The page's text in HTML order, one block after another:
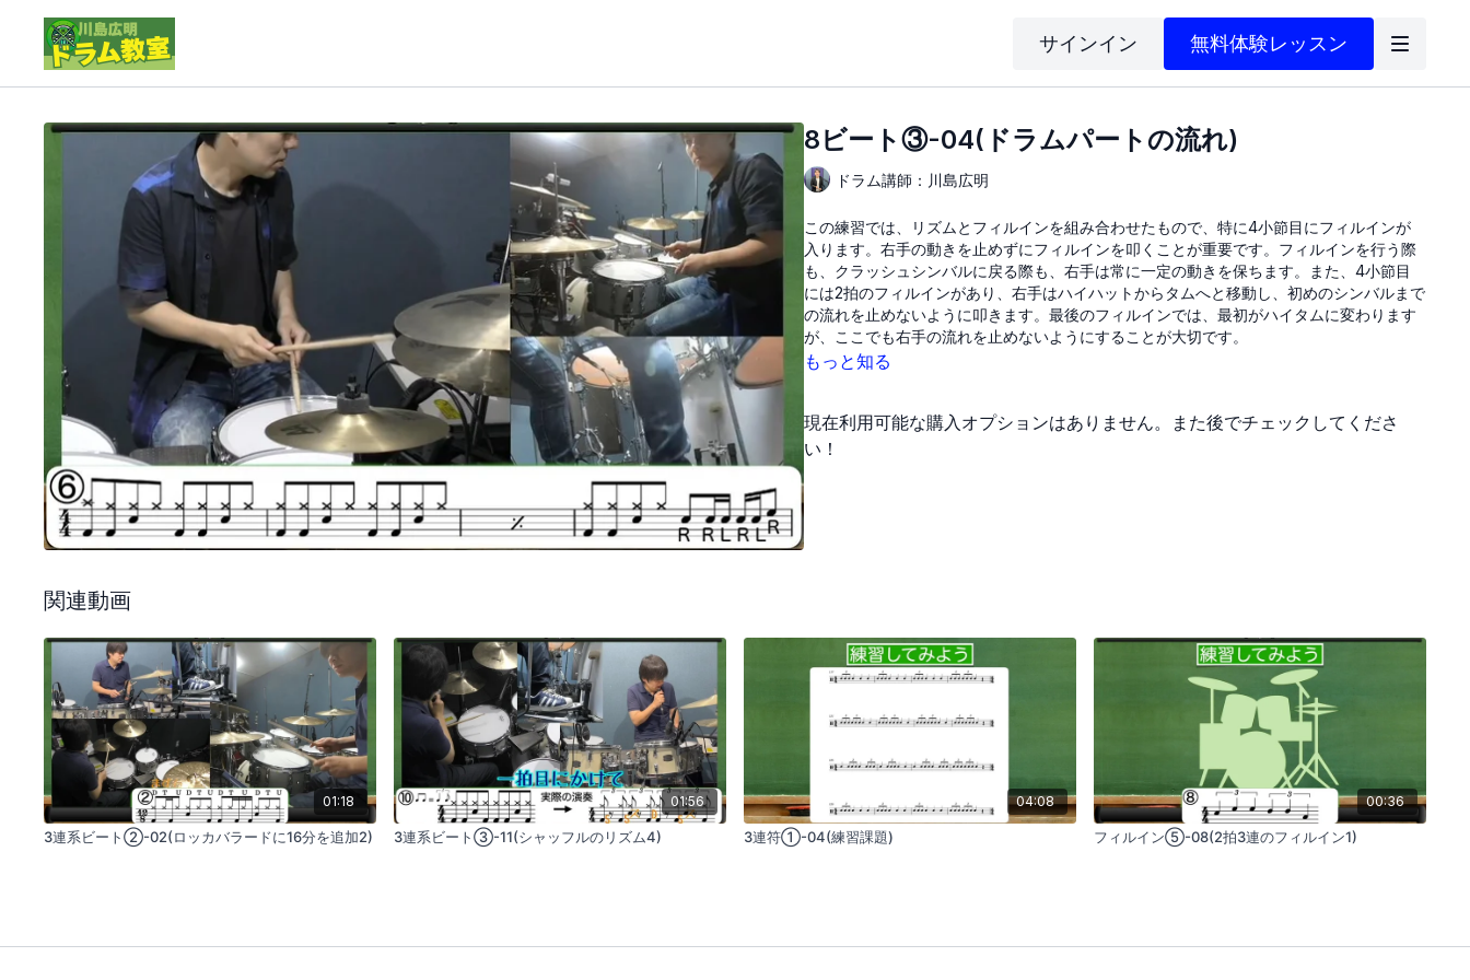
サインイン 無料体験レッスン
8ビート③-04(ドラムパートの流れ)
ドラム講師：川島広明
この練習では、リズムとフィルインを組み合わせたもので、特に4小節目にフィルインが
入ります。右手の動きを止めずにフィルインを叩くことが重要です。フィルインを行う際
も、クラッシュシンバルに戻る際も、右手は常に一定の動きを保ちます。また、4小節目
には2拍のフィルインがあり、右手はハイハットからタムへと移動し、初めのシンバルまで
の流れを止めないように叩きます。最後のフィルインでは、最初がハイタムに変わります
が、ここでも右手の流れを止めないようにすることが大切です。
もっと知る
現在利用可能な購入オプションはありません。また後でチェックしてくださ
い！
関連動画
01:18
3連系ビート②-02(ロッカバラードに16分を追加2)
01:56
3連系ビート③-11(シャッフルのリズム4)
04:08
3連符①-04(練習課題)
00:36
フィルイン⑤-08(2拍3連のフィルイン1)